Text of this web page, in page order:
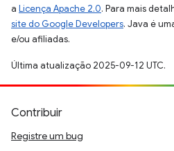
a Licença Apache 2.0. Para mais
site do Google Developers. Java é
e/ou afiliadas.
Última atualização 2025-09-12 UTC.
Contribuir
Registre um bug